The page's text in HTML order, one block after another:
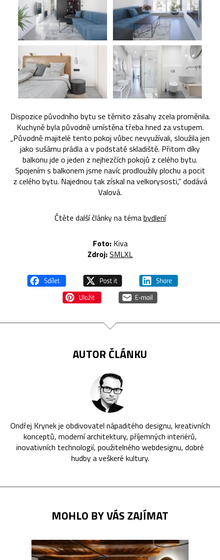
Dispozice původního bytu se těmito zásahy zcela proměnila.
Kuchyně byla původně umístěna třeba hned za vstupem.
„Původně majitelé tento pokoj vůbec nevyužívali, sloužila jen
jako sušárnu prádla a v podstatě skladiště. Přitom díky
balkonu jde o jeden z nejhezčích pokojů z celého bytu.
Spojením s balkonem jsme navíc prodloužily plochu a pocit
z celého bytu. Najednou tak získal na velkorysosti,” dodává
Valová.
Čtěte další články na témabydlení
Foto:Kiva
Zdroj:SMLXL
AUTOR ČLÁNKU
Ondřej Krynek je obdivovatel nápaditého designu, kreativních
konceptů, moderní architektury, příjemných interiérů,
inovativních technologií, použitelného webdesignu, dobré
hudby a veškeré kultury.
MOHLO BY VÁS ZAJÍMAT